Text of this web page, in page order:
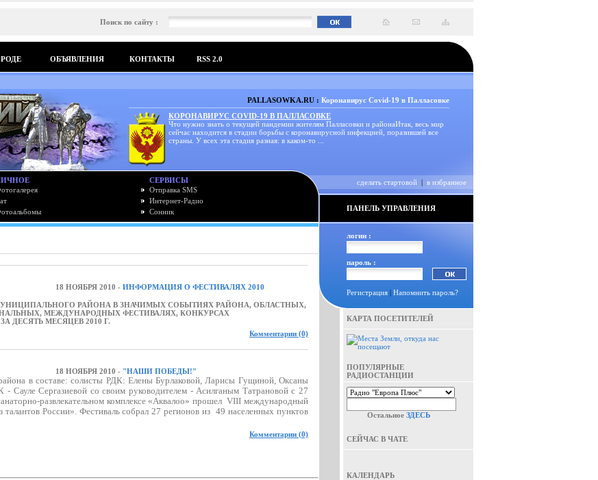
Поиск по сайту :
ОБЪЯВЛЕНИЯ КОНТАКТЫ RSS 2.0
PALLASOWKA.RU : Коронавирус Covid-19 в Палласовке
КОРОНАВИРУС COVID-19 В ПАЛЛАСОВКЕ
Что нужно знать о текущей пандемии жителям Палласовки и районаИтак, весь мир
сейчас находится в стадии борьбы с коронавирусной инфекцией, поразившей все
страны. У всех эта стадия разная: в каком-то ...
СЕРВИСЫ
Отправка SMS
Интернет-Радио
Сонник
сделать стартовой | в избранное
ПАНЕЛЬ УПРАВЛЕНИЯ
18 НОЯБРЯ 2010 - ИНФОРМАЦИЯ О ФЕСТИВАЛЯХ 2010
РАЙОНА В ЗНАЧИМЫХ СОБЫТИЯХ РАЙОНА, ОБЛАСТНЫХ,
МЕЖДУНАРОДНЫХ ФЕСТИВАЛЯХ, КОНКУРСАХ
ЗА ДЕСЯТЬ МЕСЯЦЕВ 2010 Г.
Комментарии (0)
18 НОЯБРЯ 2010 - "НАШИ ПОБЕДЫ!"
в составе: солисты РДК: Елены Бурлаковой, Ларисы Гущиной, Оксаны
Сауле Сергазиевой со своим руководителем - Асилганым Татрановой с 27
развлекательном комплексе «Аквалоо» прошел VIII международный
России». Фестивальсобрал 27 регионов из 49 населенных пунктов
Комментарии (0)
логин :
пароль :
Регистрация | Напомнить пароль?
КАРТА ПОСЕТИТЕЛЕЙ
ПОПУЛЯРНЫЕ
РАДИОСТАНЦИИ
Остальное ЗДЕСЬ
СЕЙЧАС В ЧАТЕ
КАЛЕНДАРЬ